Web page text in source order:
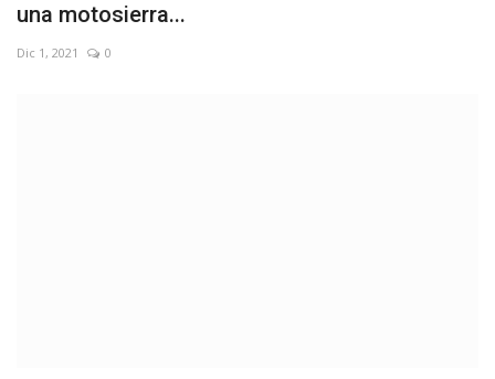
una motosierra...
Dic 1, 2021 0